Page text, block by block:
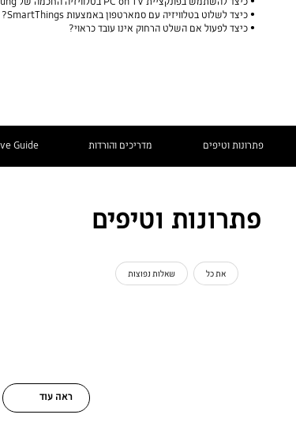
כיצד לשלוט בטלוויזיה עם סמארטפון באמצעות SmartThings?
כיצד לפעול אם השלט הרחוק אינו עובד כראוי?
פתרונות וטיפים מדריכים והורדות Guide
פתרונות וטיפים
את כל שאלות נפוצות
ראה עוד